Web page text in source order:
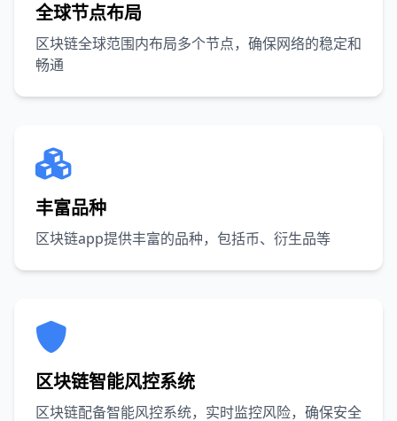
全球节点布局
区块链全球范围内布局多个节点，确保网络的稳定和
畅通
丰富品种
区块链app提供丰富的品种，包括币、衍生品等
区块链智能风控系统
区块链配备智能风控系统，实时监控风险，确保安全